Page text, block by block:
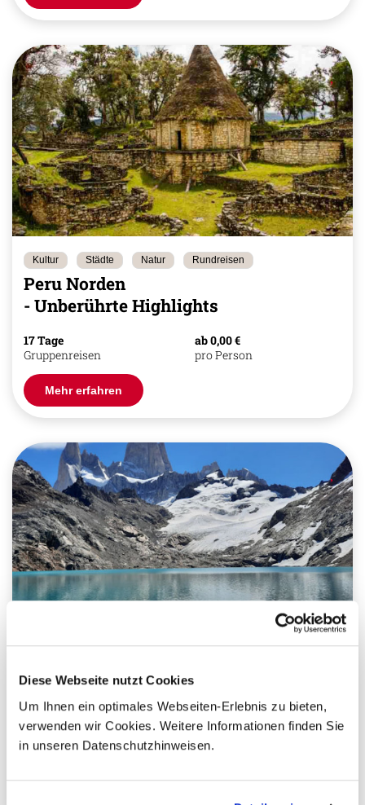
Diese Webseite nutzt Cookies
Um Ihnen ein optimales Webseiten-Erlebnis zu bieten,
verwenden wir Cookies. Weitere Informationen finden Sie
in unseren Datenschutzhinweisen.
Kultur Städte Natur Rundreisen
Peru Norden
- Unberührte Highlights
17 Tage
Gruppenreisen
ab 0,00 €
pro Person
Mehr erfahren
Patagonien Active
15 Tage
ab 0,00 €